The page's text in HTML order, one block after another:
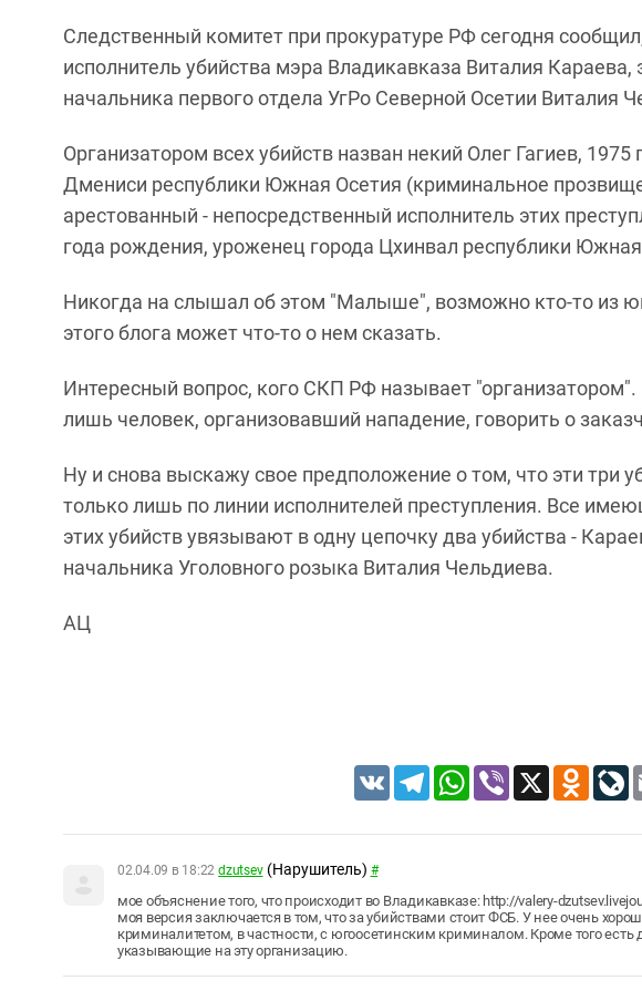
Следственный комитет при прокуратуре РФ сегодня
исполнитель убийства мэра Владикавказа Виталия
начальника первого отдела УгРо Северной Осетии Виталия
Организатором всех убийств назван некий Олег Гагиев,
Дмениси республики Южная Осетия (криминальное
арестованный - непосредственный исполнитель этих
года рождения, уроженец города Цхинвал республики
Никогда на слышал об этом "Малыше", возможно кто-то из
этого блога может что-то о нем сказать.
Интересный вопрос, кого СКП РФ называет "организатором".
лишь человек, организовавший нападение, говорить о
Ну и снова выскажу свое предположение о том, что эти три
только лишь по линии исполнителей преступления. Все
этих убийств увязывают в одну цепочку два убийства -
начальника Уголовного розыка Виталия Чельдиева.
АЦ
VK TelegramWhatsApp
Viber X
02.04.09 в 18:22 dzutsev (Нарушитель) #
мое объяснение того, что происходит во Владикавказе: http://valery-
моя версия заключается в том, что за убийствами стоит ФСБ. У нее очень
криминалитетом, в частности, с югоосетинским криминалом. Кроме того есть
указывающие на эту организацию.